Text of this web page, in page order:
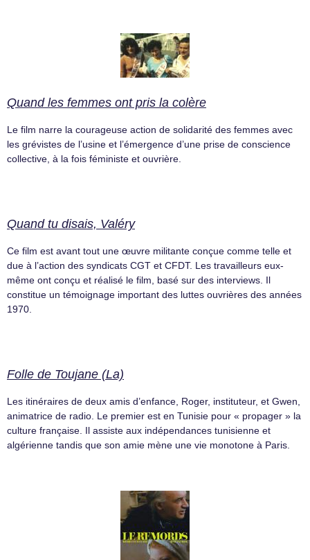
Quand les femmes ont pris la colère
Le film narre la courageuse action de solidarité des femmes avec
les grévistes de l’usine et l’émergence d’une prise de conscience
collective, à la fois féministe et ouvrière.
Quand tu disais, Valéry
Ce film est avant tout une œuvre militante conçue comme telle et
due à l’action des syndicats CGT et CFDT. Les travailleurs eux-
même ont conçu et réalisé le film, basé sur des interviews. Il
constitue un témoignage important des luttes ouvrières des années
1970.
Folle de Toujane (La)
Les itinéraires de deux amis d’enfance, Roger, instituteur, et Gwen,
animatrice de radio. Le premier est en Tunisie pour « propager » la
culture française. Il assiste aux indépendances tunisienne et
algérienne tandis que son amie mène une vie monotone à Paris.